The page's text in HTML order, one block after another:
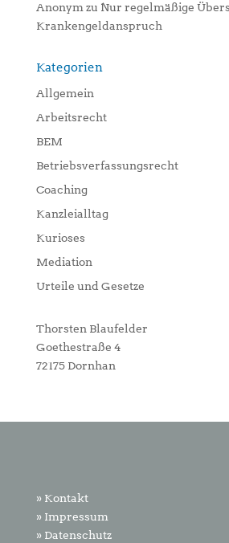
Anonym zu Nur regelmäßige
Krankengeldanspruch
Kategorien
Allgemein
Arbeitsrecht
BEM
Betriebsverfassungsrecht
Coaching
Kanzleialltag
Kurioses
Mediation
Urteile und Gesetze
Thorsten Blaufelder
Goethestraße 4
72175 Dornhan
» Kontakt
» Impressum
» Datenschutz